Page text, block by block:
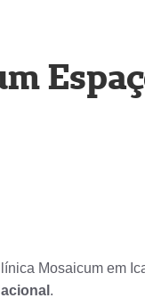
Mosaicum em
.